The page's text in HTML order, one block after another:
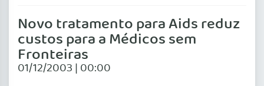
Novo tratamento para Aids reduz
custos para a Médicos sem
Fronteiras
01/12/2003 | 00:00